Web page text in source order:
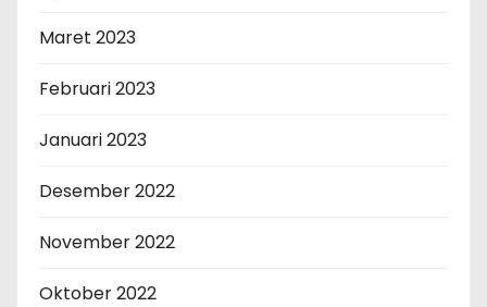
Maret 2023
Februari 2023
Januari 2023
Desember 2022
November 2022
Oktober 2022